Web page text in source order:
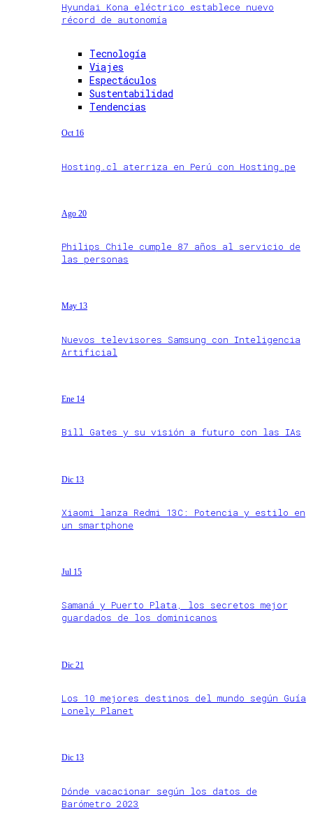
Hyundai Kona eléctrico establece nuevo
récord de autonomía
Tecnología
Viajes
Espectáculos
Sustentabilidad
Tendencias
Oct 16
Hosting.cl aterriza en Perú con Hosting.pe
Ago 20
Philips Chile cumple 87 años al servicio de
las personas
May 13
Nuevos televisores Samsung con Inteligencia
Artificial
Ene 14
Bill Gates y su visión a futuro con las IAs
Dic 13
Xiaomi lanza Redmi 13C: Potencia y estilo en
un smartphone
Jul 15
Samaná y Puerto Plata, los secretos mejor
guardados de los dominicanos
Dic 21
Los 10 mejores destinos del mundo según Guía
Lonely Planet
Dic 13
Dónde vacacionar según los datos de
Barómetro 2023